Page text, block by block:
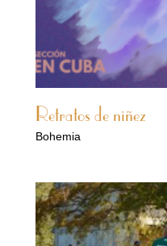
Retratos de niñez
Bohemia